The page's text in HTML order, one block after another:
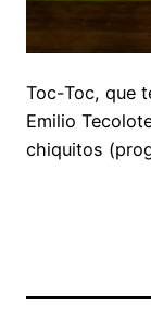
Toc-Toc, que
Emilio
chiquitos